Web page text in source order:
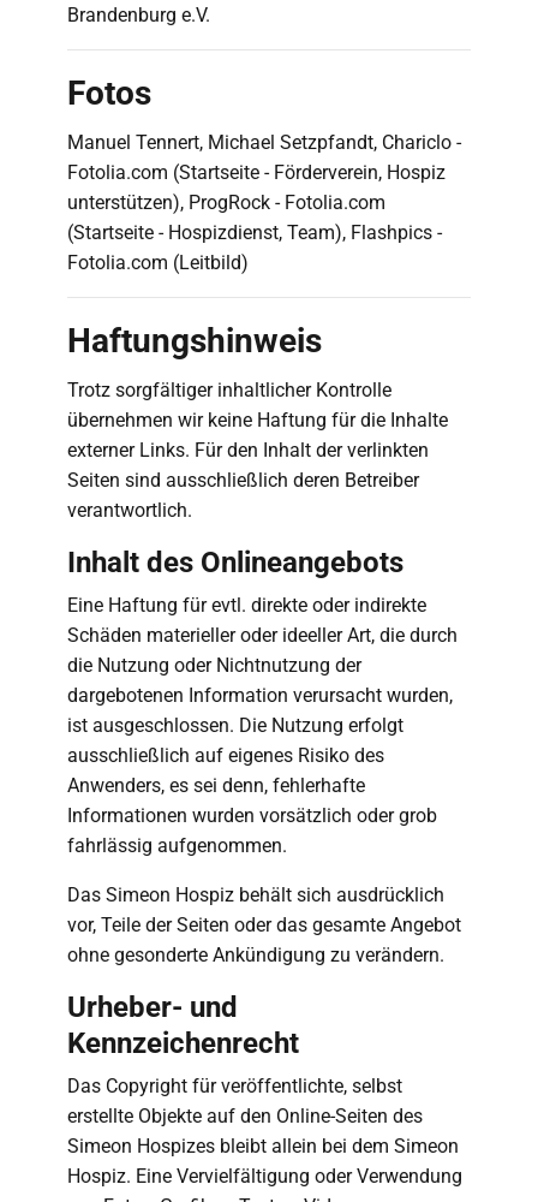
Brandenburg e.V.
Fotos
Manuel Tennert, Michael Setzpfandt, Chariclo -
Fotolia.com (Startseite - Förderverein, Hospiz
unterstützen), ProgRock - Fotolia.com
(Startseite - Hospizdienst, Team), Flashpics -
Fotolia.com (Leitbild)
Haftungshinweis
Trotz sorgfältiger inhaltlicher Kontrolle
übernehmen wir keine Haftung für die Inhalte
externer Links. Für den Inhalt der verlinkten
Seiten sind ausschließlich deren Betreiber
verantwortlich.
Inhalt des Onlineangebots
Eine Haftung für evtl. direkte oder indirekte
Schäden materieller oder ideeller Art, die durch
die Nutzung oder Nichtnutzung der
dargebotenen Information verursacht wurden,
ist ausgeschlossen. Die Nutzung erfolgt
ausschließlich auf eigenes Risiko des
Anwenders, es sei denn, fehlerhafte
Informationen wurden vorsätzlich oder grob
fahrlässig aufgenommen.
Das Simeon Hospiz behält sich ausdrücklich
vor, Teile der Seiten oder das gesamte Angebot
ohne gesonderte Ankündigung zu verändern.
Urheber- und
Kennzeichenrecht
Das Copyright für veröffentlichte, selbst
erstellte Objekte auf den Online-Seiten des
Simeon Hospizes bleibt allein bei dem Simeon
Hospiz. Eine Vervielfältigung oder Verwendung